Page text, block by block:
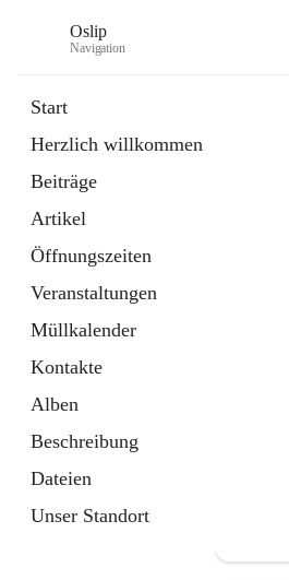
Oslip
Navigation
Start
Herzlich willkommen
Beiträge
Artikel
Öffnungszeiten
Veranstaltungen
Müllkalender
Kontakte
Alben
Beschreibung
Dateien
Unser Standort